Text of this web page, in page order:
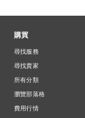
購買
尋找服務
尋找賣家
所有分類
瀏覽部落格
費用行情